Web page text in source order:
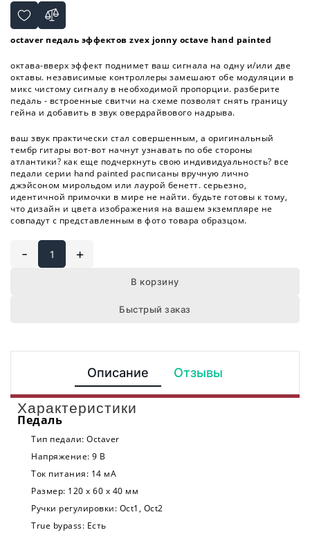
octaver педаль эффектов zvex jonny octave hand painted
октава-вверх эффект поднимет ваш сигнала на одну и/или две
октавы. независимые контроллеры замешают обе модуляции в
микс чистому сигналу в необходимой пропорции. разберите
педаль - встроенные свитчи на схеме позволят снять границу
гейна и добавить в звук овердрайвового надрыва.
ваш звук практически стал совершенным, а оригинальный
тембр гитары вот-вот начнут узнавать по обе стороны
атлантики? как еще подчеркнуть свою индивидуальность? все
педали серии hand painted расписаны вручную лично
джэйсоном мирольдом или лаурой бенетт. серьезно,
идентичной примочки в мире не найти. будьте готовы к тому,
что дизайн и цвета изображения на вашем экземпляре не
совпадут с представленным в фото товара образцом.
- +
В корзину
Быстрый заказ
Описание Отзывы
Характеристики
Педаль
Тип педали: Octaver
Напряжение: 9 В
Ток питания: 14 мА
Размер: 120 х 60 х 40 мм
Ручки регулировки: Oct1, Oct2
True bypass: Есть